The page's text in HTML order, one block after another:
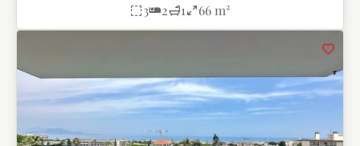
3
2 1 66 m²